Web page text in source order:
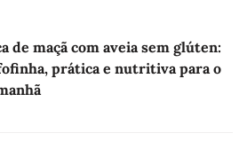
de maçã com aveia sem glúten:
prática e nutritiva para o